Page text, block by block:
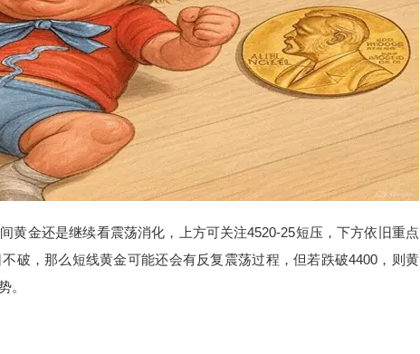
金还是继续看震荡消化，上方可关注4520-25短压，下方依旧重点
破，那么短线黄金可能还会有反复震荡过程，但若跌破4400，则黄
。